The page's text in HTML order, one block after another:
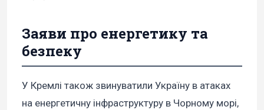
Заяви про енергетику та
безпеку
У Кремлі також звинуватили Україну в атаках
на енергетичну інфраструктуру в Чорному морі,